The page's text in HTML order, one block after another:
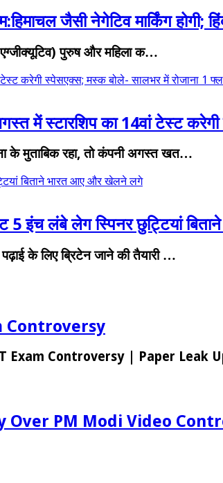
जैसी नेगेटिव मार्किंग
पुरुष और महिला क…
करेगी स्पेसएक्स; मस्क बोले- सालभर में रोजाना 1
में स्टारशिप का 14वां टेस्ट
के मुताबिक रहा, तो कंपनी अगस्त खत…
बिताने भारत आए और खेलने लगे
5 इंच लंबे लेग स्पिनर छुट्टियां
के लिए ब्रिटेन जाने की तैयारी …
Controversy
Exam Controversy | Paper Leak
PM Modi Video